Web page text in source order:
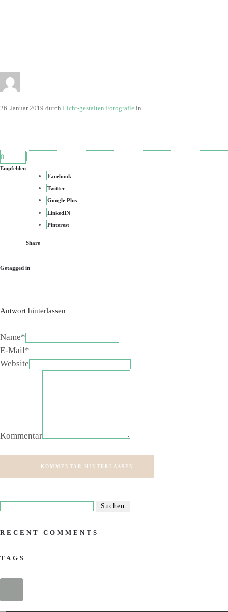
26. Januar 2019 durch Licht-gestalten Fotografie in
0
Empfehlen
Facebook
Twitter
Google Plus
LinkedIN
Pinterest
Share
Getagged in
Antwort hinterlassen
Name*
E-Mail*
Website
Kommentar
KOMMENTAR HINTERLASSEN
RECENT COMMENTS
TAGS